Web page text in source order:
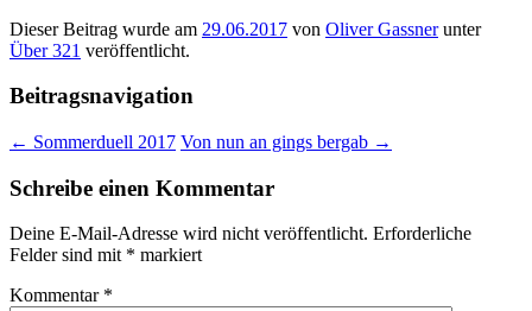
Dieser Beitrag wurde am 29.06.2017 von Oliver Gassnerunter
Über 321 veröffentlicht.
Beitragsnavigation
← Sommerduell 2017 Von nun an gings bergab →
Schreibe einen Kommentar
Deine E-Mail-Adresse wird nicht veröffentlicht. Erforderliche
Felder sind mit * markiert
Kommentar *